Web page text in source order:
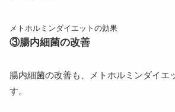
メトホルミンダイエットの効果
③腸内細菌の改善
腸内細菌の改善も、メトホルミンダイエ
す。